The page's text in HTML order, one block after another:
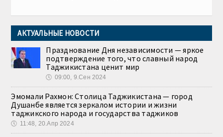
АКТУАЛЬНЫЕ НОВОСТИ
Празднование Дня независимости — яркое
подтверждение того, что славный народ
Таджикистана ценит мир
🕔 09:00, 9.Сен 2024
Эмомали Рахмон: Столица Таджикистана — город
Душанбе является зеркалом истории и жизни
таджикского народа и государства таджиков
🕔 11:48, 20.Апр 2024